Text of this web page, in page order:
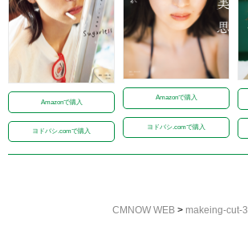
Amazonで購入
ヨドバシ.comで購入
Amazonで購入
ヨドバシ.comで購入
CMNOW WEB> makeing-cut-3